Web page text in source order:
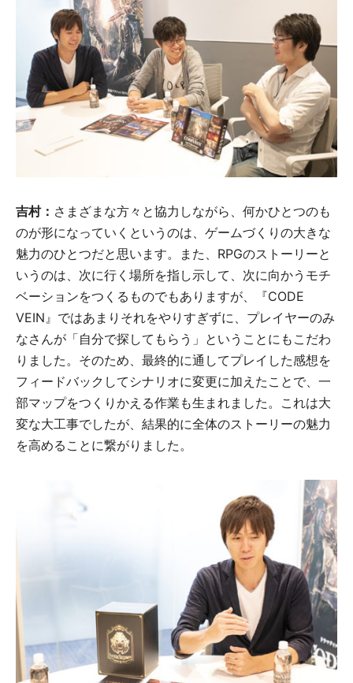
吉村： さまざまな方々と協力しながら、何かひとつのも
のが形になっていくというのは、ゲームづくりの大きな
魅力のひとつだと思います。また、RPGのストーリーと
いうのは、次に行く場所を指し示して、次に向かうモチ
ベーションをつくるものでもありますが、『CODE
VEIN』ではあまりそれをやりすぎずに、プレイヤーのみ
なさんが「自分で探してもらう」ということにもこだわ
りました。そのため、最終的に通してプレイした感想を
フィードバックしてシナリオに変更に加えたことで、一
部マップをつくりかえる作業も生まれました。これは大
変な大工事でしたが、結果的に全体のストーリーの魅力
を高めることに繋がりました。